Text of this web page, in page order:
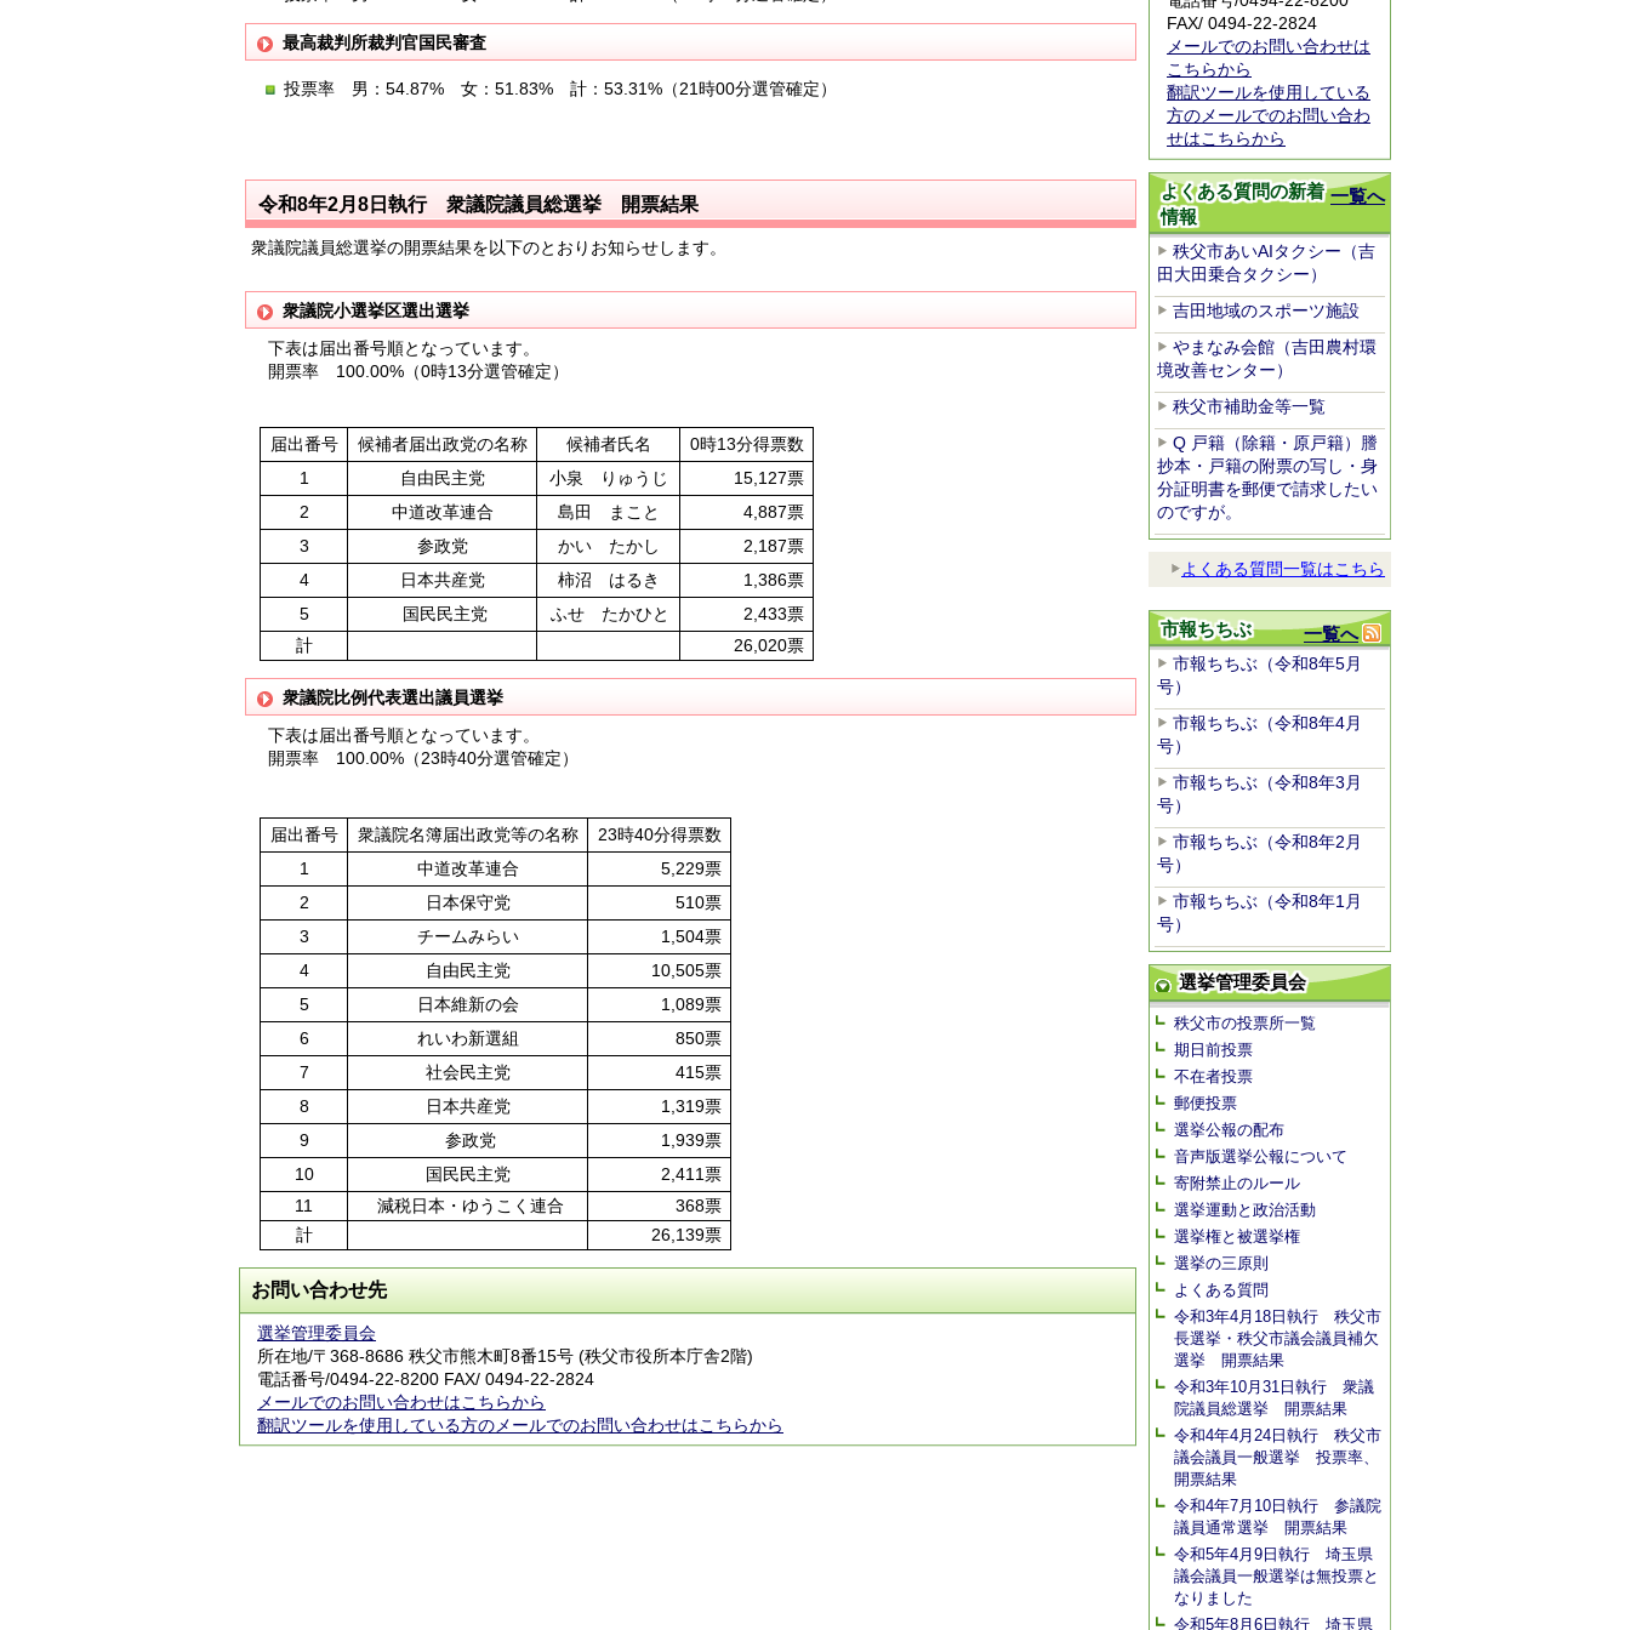
最高裁判所裁判官国民審査
投票率 男：54.87% 女：51.83% 計：53.31%（21時00分選管確定）
令和8年2月8日執行 衆議院議員総選挙 開票結果
衆議院議員総選挙の開票結果を以下のとおりお知らせします。
衆議院小選挙区選出選挙
下表は届出番号順となっています。
開票率 100.00%（0時13分選管確定）
届出番号 候補者届出政党の名称 候補者氏名
0時13分得票数
1
自由民主党 小泉 りゅうじ
15,127票
2
中道改革連合 島田 まこと
4,887票
3
参政党 かい たかし
2,187票
4
日本共産党 柿沼 はるき
1,386票
5
国民民主党 ふせ たかひと 2,433票
計
26 ,020票
衆議院比例代表選出議員選挙
下表は届出番号順となっています。
開票率 100.00%（23時40分選管確定）
届出番号 衆議院名簿届出政党等の名称
23時40分得票数
1
中道改革連合
5,229票
2
日本保守党
510票
3
チームみらい
1,504票
4
自由民主党
10,505票
5
日本維新の会
1,089票
6
れいわ新選組
850票
7
社会民主党
415票
8
日本共産党
1,319票
9
参政党
1,939票
10
国民民主党
2,411票
11
減税日本・ゆうこく連合
368票
計
26,139票
お問い合わせ先
選挙管理委員会
所在地/〒368-8686 秩父市熊木町8番15号 (秩父市役所本庁舎2階)
電話番号/0494-22-8200 FAX/ 0494-22-2824
メールでのお問い合わせはこちらから
翻訳ツールを使用している方のメールでのお問い合わせはこちらから
FAX/ 0494-22-2824
メールでのお問い合わせは
こちらから
翻訳ツールを使用している
方のメールでのお問い合わ
せはこちらから
一覧へ
よくある質問の新着
情報
秩父市あいAIタクシー（吉
田大田乗合タクシー）
吉田地域のスポーツ施設
やまなみ会館（吉田農村環
境改善センター）
秩父市補助金等一覧
Q 戸籍（除籍・原戸籍）謄
抄本・戸籍の附票の写し・身
分証明書を郵便で請求したい
のですが。
よくある質問一覧はこちら
一覧へ
市報ちちぶ
市報ちちぶ（令和8年5月
号）
市報ちちぶ（令和8年4月
号）
市報ちちぶ（令和8年3月
号）
市報ちちぶ（令和8年2月
号）
市報ちちぶ（令和8年1月
号）
選挙管理委員会
秩父市の投票所一覧
期日前投票
不在者投票
郵便投票
選挙公報の配布
音声版選挙公報について
寄附禁止のルール
選挙運動と政治活動
選挙権と被選挙権
選挙の三原則
よくある質問
令和3年4月18日執行 秩父市
長選挙・秩父市議会議員補欠
選挙 開票結果
令和3年10月31日執行 衆議
院議員総選挙 開票結果
令和4年4月24日執行 秩父市
議会議員一般選挙 投票率、
開票結果
令和4年7月10日執行 参議院
議員通常選挙 開票結果
令和5年4月9日執行 埼玉県
議会議員一般選挙は無投票と
なりました
令和5年8月6日執行 埼玉県